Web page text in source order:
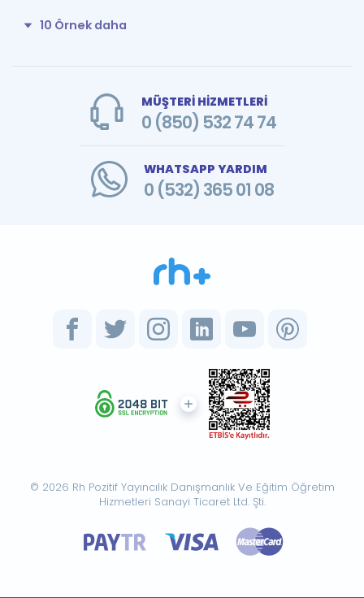
10 Örnek daha
MÜŞTERİ HİZMETLERİ
0 (850) 532 74 74
WHATSAPP YARDIM
0 (532) 365 01 08
© 2026 Rh Pozitif Yayıncılık Danışmanlık Ve Eğitim Öğretim
Hizmetleri Sanayi Ticaret Ltd. Şti.